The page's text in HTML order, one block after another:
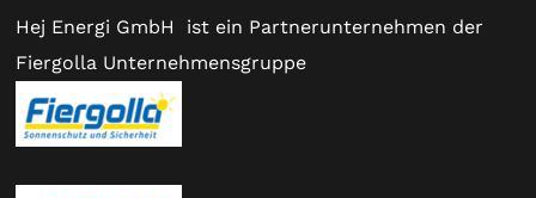
Hej Energi GmbH ist ein Partnerunternehmen der
Fiergolla Unternehmensgruppe